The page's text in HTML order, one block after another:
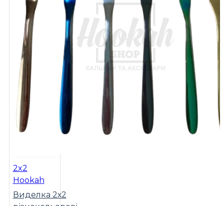
2x2
Hookah
Виделка 2х2